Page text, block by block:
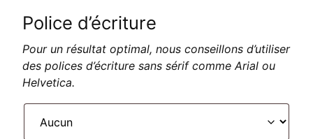
Police d’écriture
Pour un résultat optimal, nous conseillons d’utiliser
des polices d’écriture sans sérif comme Arial ou
Helvetica.